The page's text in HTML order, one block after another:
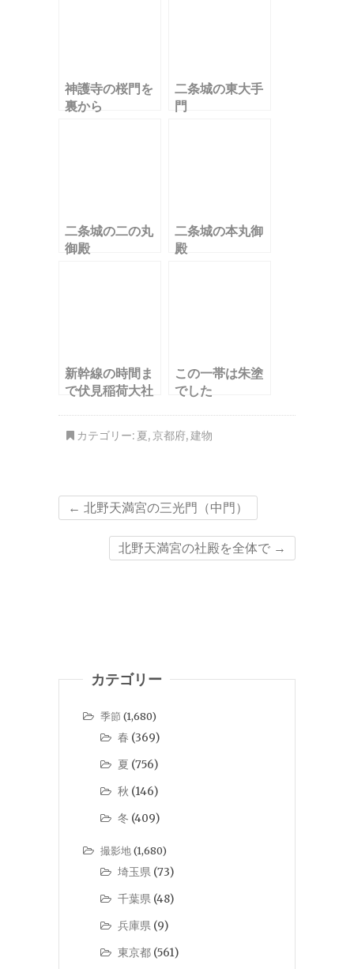
神護寺の桜門を
裏から
二条城の東大手
門
二条城の二の丸
御殿
二条城の本丸御
殿
新幹線の時間ま
で伏見稲荷大社
この一帯は朱塗
でした
カテゴリー: 夏, 京都府,建物
← 北野天満宮の三光門（中門）
北野天満宮の社殿を全体で →
カテゴリー
季節 (1,680)
春 (369)
夏 (756)
秋 (146)
冬 (409)
撮影地(1,680)
埼玉県 (73)
千葉県 (48)
兵庫県 (9)
東京都 (561)